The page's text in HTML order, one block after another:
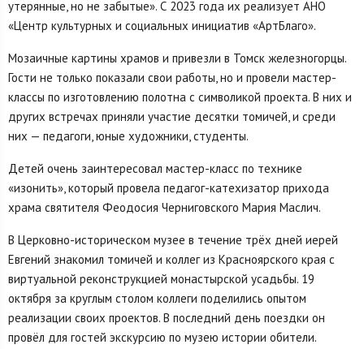
утерянные, но не забытые». С 2023 года их реализует АНО
«Центр культурных и социальных инициатив «АртБлаго».
Мозаичные картины храмов и привезли в Томск железногорцы.
Гости не только показали свои работы, но и провели мастер-
классы по изготовлению полотна с символикой проекта. В них и
других встречах приняли участие десятки томичей, и среди
них — педагоги, юные художники, студенты.
Детей очень заинтересовал мастер-класс по технике
«изонить», который провела педагог-катехизатор прихода
храма святителя Феодосия Черниговского Мария Маслич.
В Церковно-историческом музее в течение трёх дней иерей
Евгений знакомил томичей и коллег из Красноярского края с
виртуальной реконструкцией монастырской усадьбы. 19
октября за круглым столом коллеги поделились опытом
реализации своих проектов. В последний день поездки он
провёл для гостей экскурсию по музею истории обители.